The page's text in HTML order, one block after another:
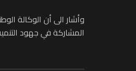
المشاركة في جهود